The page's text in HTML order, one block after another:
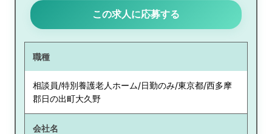
この求人に応募する
職種
相談員/特別養護老人ホーム/日勤のみ/東京都/西多摩
郡日の出町大久野
会社名